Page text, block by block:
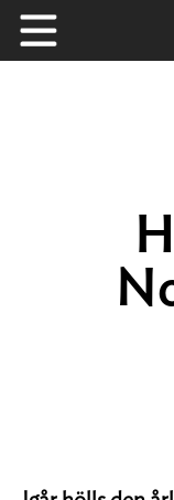
Skip
to